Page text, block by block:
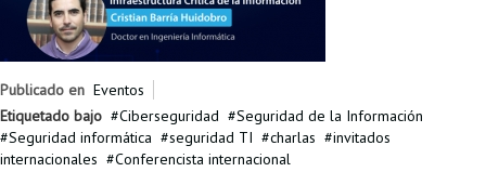
Publicado en Eventos
Etiquetado bajo
Ciberseguridad
Seguridad de la Información
Seguridad informática
seguridad TI charlas
invitados
internacionales
Conferencista internacional